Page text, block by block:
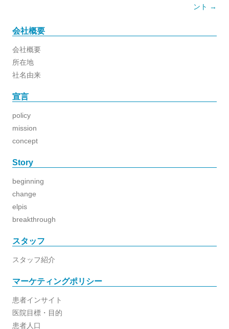
ント →
会社概要
会社概要
所在地
社名由来
宣言
policy
mission
concept
Story
beginning
change
elpis
breakthrough
スタッフ
スタッフ紹介
マーケティングポリシー
患者インサイト
医院目標・目的
患者人口